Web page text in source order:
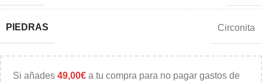
PIEDRAS Circonita
Si añades 49,00€ a tu compra para no pagar gastos de